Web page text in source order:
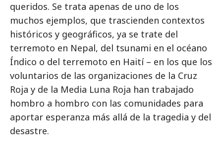
queridos. Se trata apenas de uno de los
muchos ejemplos, que trascienden contextos
históricos y geográficos, ya se trate del
terremoto en Nepal, del tsunami en el océano
Índico o del terremoto en Haití – en los que los
voluntarios de las organizaciones de la Cruz
Roja y de la Media Luna Roja han trabajado
hombro a hombro con las comunidades para
aportar esperanza más allá de la tragedia y del
desastre.